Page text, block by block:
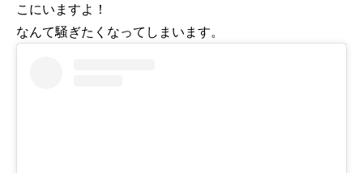
こにいますよ！
なんて騒ぎたくなってしまいます。